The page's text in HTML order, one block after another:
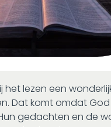
het lezen een
Dat komt omdat God
gedachten en de